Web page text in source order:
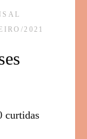
2021
curtidas